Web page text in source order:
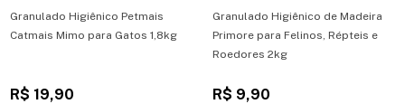
Granulado Higiênico Petmais
Catmais Mimo para Gatos 1,8kg
R$ 19,90
Granulado Higiênico de Madeira
Primore para Felinos, Répteis e
Roedores 2kg
R$ 9,90